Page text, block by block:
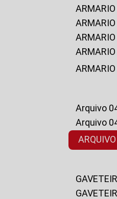
Arquivo
Arquivo